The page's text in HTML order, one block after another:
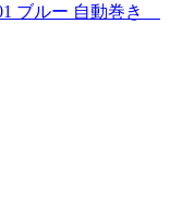
ブルー 自動巻き